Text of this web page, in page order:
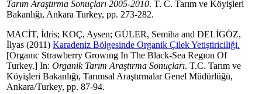
Tarım Araştırma Sonuçları 2005-2010. T. C. Tarım ve Köyişleri
Bakanlığı, Ankara Turkey, pp. 273-282.
MACİT, İdris; KOÇ, Aysen; GÜLER, Semiha and DELİGÖZ,
İlyas (2011) Karadeniz Bölgesinde Organik Çilek Yetiştiriciliği.
[Organıc Strawberry Growıng In The Black-Sea Regıon Of
Turkey.] In: Organik Tarım Araştırma Sonuçları. T.C. Tarım ve
Köyişleri Bakanlığı, Tarımsal Araştırmalar Genel Müdürlüğü,
Ankara/Turkey, pp. 87-94.